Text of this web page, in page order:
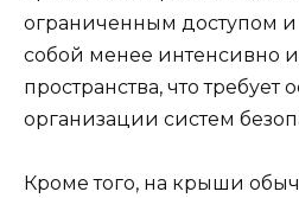
ограниченным доступом и
собой менее интенсивно
пространства, что требует
организации систем
Кроме того, на крыши